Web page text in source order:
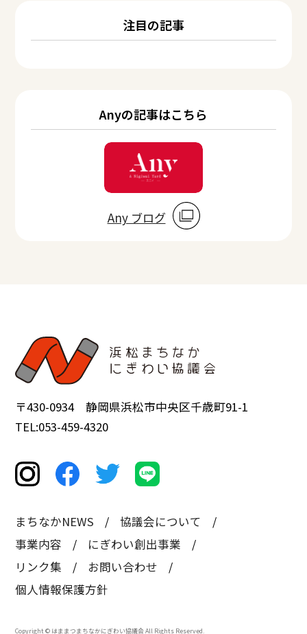
注目の記事
Anyの記事はこちら
Any ブログ
〒430-0934 静岡県浜松市中央区千歳町91-1
TEL:053-459-4320
まちなかNEWS
協議会について
事業内容
にぎわい創出事業
リンク集
お問い合わせ
個人情報保護方針
Copyright © はままつまちなかにぎわい協議会 All Rights Reserved.